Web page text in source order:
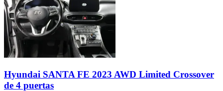
Hyundai SANTA FE 2023 AWD Limited Crossover
de 4 puertas